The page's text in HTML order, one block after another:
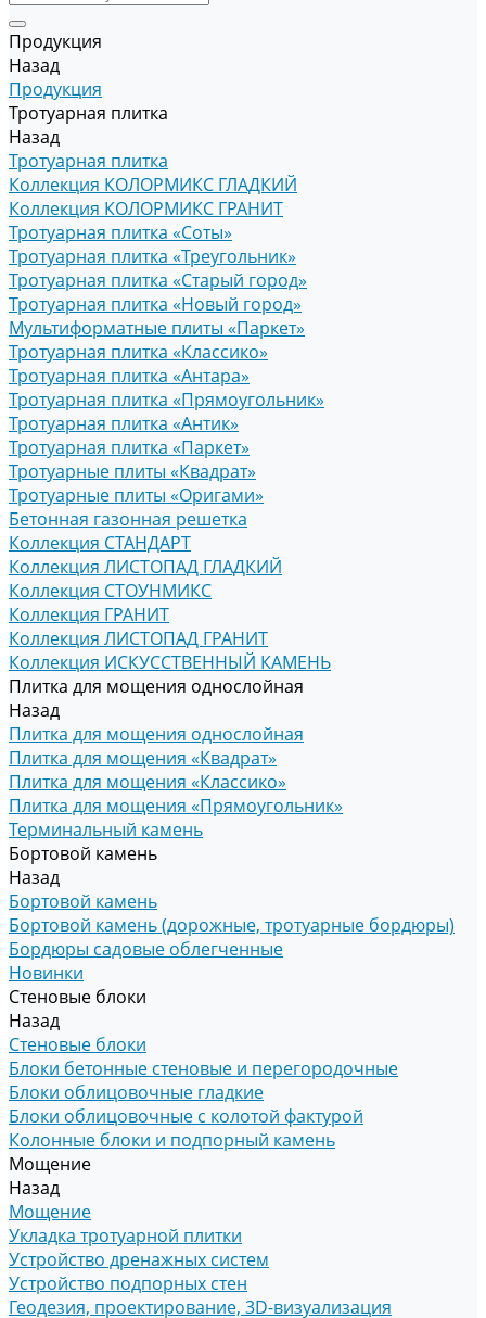
Продукция
Назад
Продукция
Тротуарная плитка
Назад
Тротуарная плитка
Коллекция КОЛОРМИКС ГЛАДКИЙ
Коллекция КОЛОРМИКС ГРАНИТ
Тротуарная плитка «Соты»
Тротуарная плитка «Треугольник»
Тротуарная плитка «Старый город»
Тротуарная плитка «Новый город»
Мультиформатные плиты «Паркет»
Тротуарная плитка «Классико»
Тротуарная плитка «Антара»
Тротуарная плитка «Прямоугольник»
Тротуарная плитка «Антик»
Тротуарная плитка «Паркет»
Тротуарные плиты «Квадрат»
Тротуарные плиты «Оригами»
Бетонная газонная решетка
Коллекция СТАНДАРТ
Коллекция ЛИСТОПАД ГЛАДКИЙ
Коллекция СТОУНМИКС
Коллекция ГРАНИТ
Коллекция ЛИСТОПАД ГРАНИТ
Коллекция ИСКУССТВЕННЫЙ КАМЕНЬ
Плитка для мощения однослойная
Назад
Плитка для мощения однослойная
Плитка для мощения «Квадрат»
Плитка для мощения «Классико»
Плитка для мощения «Прямоугольник»
Терминальный камень
Бортовой камень
Назад
Бортовой камень
Бортовой камень (дорожные, тротуарные бордюры)
Бордюры садовые облегченные
Новинки
Стеновые блоки
Назад
Стеновые блоки
Блоки бетонные стеновые и перегородочные
Блоки облицовочные гладкие
Блоки облицовочные с колотой фактурой
Колонные блоки и подпорный камень
Мощение
Назад
Мощение
Укладка тротуарной плитки
Устройство дренажных систем
Устройство подпорных стен
Геодезия, проектирование, 3D-визуализация